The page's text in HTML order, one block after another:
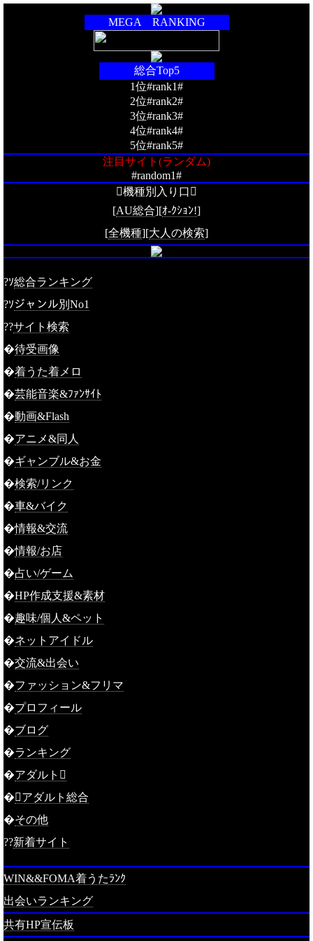
MEGA RANKING
総合Top5
1位#rank1#
2位#rank2#
3位#rank3#
4位#rank4#
5位#rank5#
注目サイト(ランダム)
#random1#
機種別入り口
[AU総合][ｵ-ｸｼｮﾝ!]
[全機種][大人の検索]
?ｿ総合ランキング
?ｿジャンル別No1
??サイト検索
�待受画像
�着うた着メロ
�芸能音楽&ﾌｧﾝｻｲﾄ
�動画&Flash
�アニメ&同人
�ギャンブル&お金
�検索/リンク
�車&バイク
�情報&交流
�情報/お店
�占い/ゲーム
�HP作成支援&素材
�趣味/個人&ペット
�ネットアイドル
�交流&出会い
�ファッション&フリマ
�プロフィール
�ブログ
�ランキング
�アダルト
�アダルト総合
�その他
??新着サイト
WIN&&FOMA着うたﾗﾝｸ
出会いランキング
共有HP宣伝板